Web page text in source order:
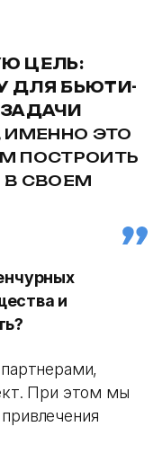
ЦЕЛЬ:
ДЛЯ БЬЮТИ-
ЭТО
ПОСТРОИТЬ
В СВОЕМ
и
При этом мы